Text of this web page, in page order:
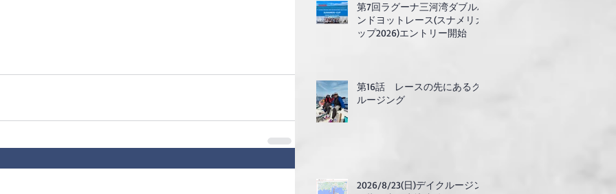
第7回ラグーナ三河湾ダブルハ
ンドヨットレース(スナメリカ
ップ2026)エントリー開始
第16話 レースの先にあるク
ルージング
2026/8/23(日)デイクルージン